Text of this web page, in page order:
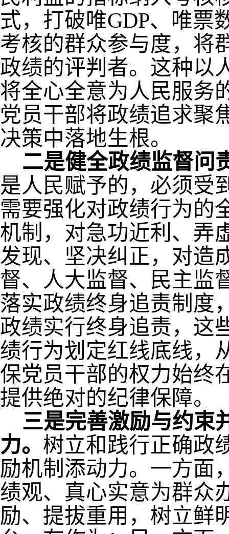
式，打破唯GDP、唯票
考核的群众参与度，将
政绩的评判者。这种以
将全心全意为人民服务
党员干部将政绩追求聚
决策中落地生根。
二是健全政绩监督问
是人民赋予的，必须受
需要强化对政绩行为的
机制，对急功近利、弄
发现、坚决纠正，对造
督、人大监督、民主监
落实政绩终身追责制度
政绩实行终身追责，这
绩行为划定红线底线，
保党员干部的权力始终
提供绝对的纪律保障。
三是完善激励与约束
力。 树立和践行正确政
励机制添动力。一方面
绩观、真心实意为群众
励、提拔重用，树立鲜